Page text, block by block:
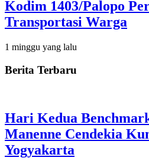
Kodim 1403/Palopo
Transportasi Warga
1 minggu yang lalu
Berita Terbaru
Hari Kedua
Manenne Cendekia
Yogyakarta